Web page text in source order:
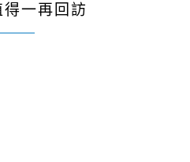
一再回訪